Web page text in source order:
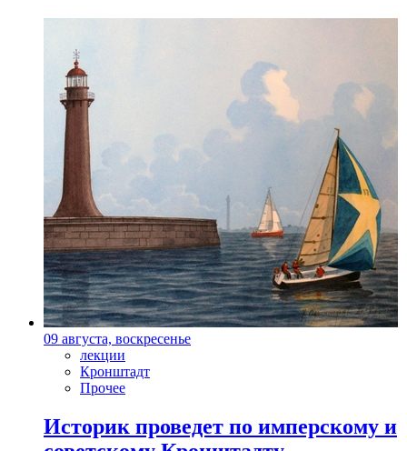
09 августа, воскресенье
лекции
Кронштадт
Прочее
Историк проведет по имперскому и